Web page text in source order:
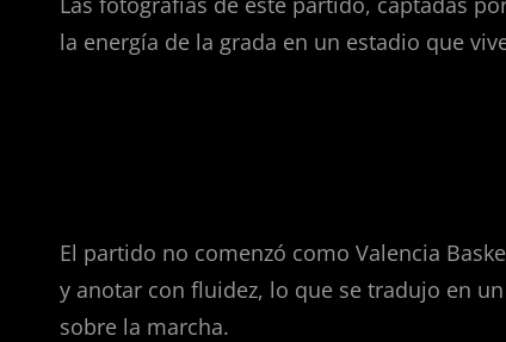
la energía de la grada en un estadio que
El partido no comenzó como Valencia
y anotar con fluidez, lo que se tradujo en
sobre la marcha.